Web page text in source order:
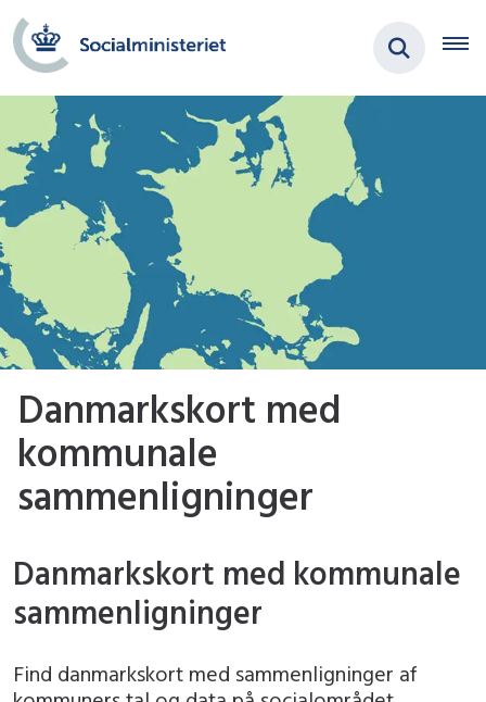
Danmarkskort med
kommunale
sammenligninger
Danmarkskort med kommunale
sammenligninger
Find danmarkskort med sammenligninger af